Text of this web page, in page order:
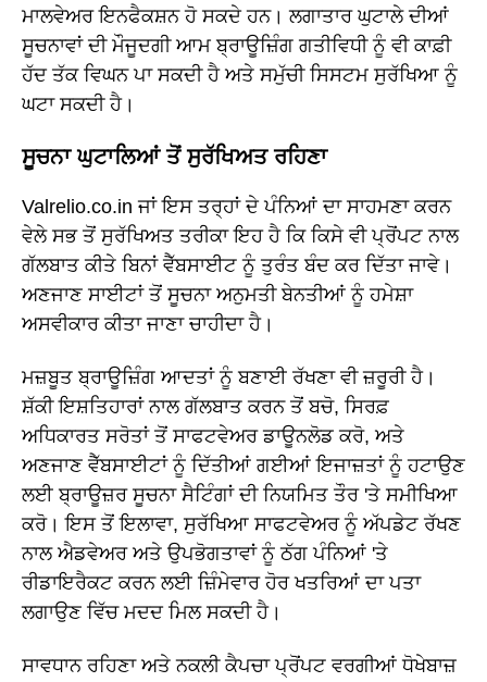
ਮਾਲਵੇਅਰ ਇਨਫੈਕਸ਼ਨ ਹੋ ਸਕਦੇ ਹਨ। ਲਗਾਤਾਰ ਘੁਟਾਲੇ ਦੀਆਂ
ਸੂਚਨਾਵਾਂ ਦੀ ਮੌਜੂਦਗੀ ਆਮ ਬ੍ਰਾਊਜ਼ਿੰਗ ਗਤੀਵਿਧੀ ਨੂੰ ਵੀ ਕਾਫ਼ੀ
ਹੱਦ ਤੱਕ ਵਿਘਨ ਪਾ ਸਕਦੀ ਹੈ ਅਤੇ ਸਮੁੱਚੀ ਸਿਸਟਮ ਸੁਰੱਖਿਆ ਨੂੰ
ਘਟਾ ਸਕਦੀ ਹੈ।
ਸੂਚਨਾ ਘੁਟਾਲਿਆਂ ਤੋਂ ਸੁਰੱਖਿਅਤ ਰਹਿਣਾ
Valrelio.co.in ਜਾਂ ਇਸ ਤਰ੍ਹਾਂ ਦੇ ਪੰਨਿਆਂ ਦਾ ਸਾਹਮਣਾ ਕਰਨ
ਵੇਲੇ ਸਭ ਤੋਂ ਸੁਰੱਖਿਅਤ ਤਰੀਕਾ ਇਹ ਹੈ ਕਿ ਕਿਸੇ ਵੀ ਪ੍ਰੋਂਪਟ ਨਾਲ
ਗੱਲਬਾਤ ਕੀਤੇ ਬਿਨਾਂ ਵੈੱਬਸਾਈਟ ਨੂੰ ਤੁਰੰਤ ਬੰਦ ਕਰ ਦਿੱਤਾ ਜਾਵੇ।
ਅਣਜਾਣ ਸਾਈਟਾਂ ਤੋਂ ਸੂਚਨਾ ਅਨੁਮਤੀ ਬੇਨਤੀਆਂ ਨੂੰ ਹਮੇਸ਼ਾ
ਅਸਵੀਕਾਰ ਕੀਤਾ ਜਾਣਾ ਚਾਹੀਦਾ ਹੈ।
ਮਜ਼ਬੂਤ ਬ੍ਰਾਊਜ਼ਿੰਗ ਆਦਤਾਂ ਨੂੰ ਬਣਾਈ ਰੱਖਣਾ ਵੀ ਜ਼ਰੂਰੀ ਹੈ।
ਸ਼ੱਕੀ ਇਸ਼ਤਿਹਾਰਾਂ ਨਾਲ ਗੱਲਬਾਤ ਕਰਨ ਤੋਂ ਬਚੋ, ਸਿਰਫ਼
ਅਧਿਕਾਰਤ ਸਰੋਤਾਂ ਤੋਂ ਸਾਫਟਵੇਅਰ ਡਾਊਨਲੋਡ ਕਰੋ, ਅਤੇ
ਅਣਜਾਣ ਵੈੱਬਸਾਈਟਾਂ ਨੂੰ ਦਿੱਤੀਆਂ ਗਈਆਂ ਇਜਾਜ਼ਤਾਂ ਨੂੰ ਹਟਾਉਣ
ਲਈ ਬ੍ਰਾਊਜ਼ਰ ਸੂਚਨਾ ਸੈਟਿੰਗਾਂ ਦੀ ਨਿਯਮਿਤ ਤੌਰ 'ਤੇ ਸਮੀਖਿਆ
ਕਰੋ। ਇਸ ਤੋਂ ਇਲਾਵਾ, ਸੁਰੱਖਿਆ ਸਾਫਟਵੇਅਰ ਨੂੰ ਅੱਪਡੇਟ ਰੱਖਣ
ਨਾਲ ਐਡਵੇਅਰ ਅਤੇ ਉਪਭੋਗਤਾਵਾਂ ਨੂੰ ਠੱਗ ਪੰਨਿਆਂ 'ਤੇ
ਰੀਡਾਇਰੈਕਟ ਕਰਨ ਲਈ ਜ਼ਿੰਮੇਵਾਰ ਹੋਰ ਖਤਰਿਆਂ ਦਾ ਪਤਾ
ਲਗਾਉਣ ਵਿੱਚ ਮਦਦ ਮਿਲ ਸਕਦੀ ਹੈ।
ਸਾਵਧਾਨ ਰਹਿਣਾ ਅਤੇ ਨਕਲੀ ਕੈਪਚਾ ਪ੍ਰੋਂਪਟ ਵਰਗੀਆਂ ਧੋਖੇਬਾਜ਼